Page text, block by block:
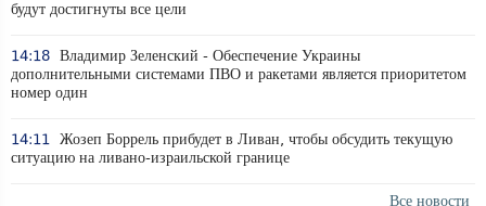
будут достигнуты все цели
14:18 Владимир Зеленский - Обеспечение Украины
дополнительными системами ПВО и ракетами является приоритетом
номер один
14:11 Жозеп Боррель прибудет в Ливан, чтобы обсудить текущую
ситуацию на ливано-израильской границе
Все новости